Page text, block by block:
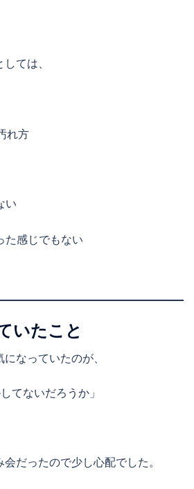
ては、
れ方
い
た感じでもない
いたこと
なっていたのが、
てないだろうか」
だったので少し心配でした。